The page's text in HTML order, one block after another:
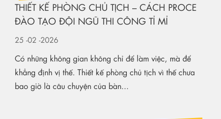
THIẾT KẾ PHÒNG CHỦ TỊCH – CÁCH PROCE
ĐÀO TẠO ĐỘI NGŨ THI CÔNG TỈ MỈ
25 -02 -2026
Có những không gian không chỉ để làm việc, mà để
khẳng định vị thế. Thiết kế phòng chủ tịch vì thế chưa
bao giờ là câu chuyện của bàn...